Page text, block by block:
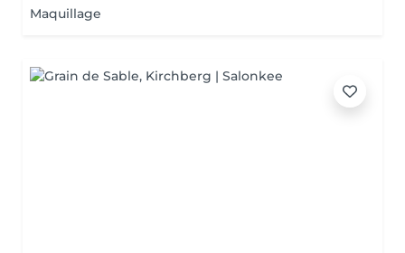
Maquillage